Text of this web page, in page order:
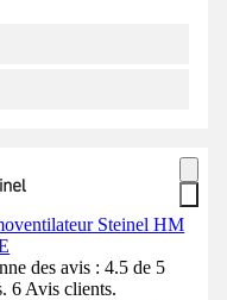
Steinel HM
des avis : 4.5 de 5
6 Avis clients.